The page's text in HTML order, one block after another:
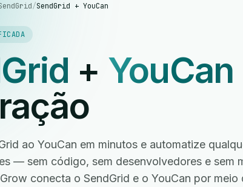
/SendGrid + YouCan
+ YouCan
ao YouCan em minutos e automatize
— sem código, sem desenvolvedores e sem
conecta o SendGrid e o YouCan por meio